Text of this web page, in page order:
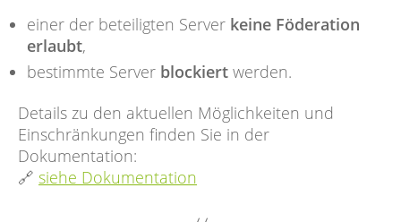
einer der beteiligten Server keine Föderation
erlaubt,
bestimmte Server blockiert werden.
Details zu den aktuellen Möglichkeiten und
Einschränkungen finden Sie in der
Dokumentation:
🔗 siehe Dokumentation